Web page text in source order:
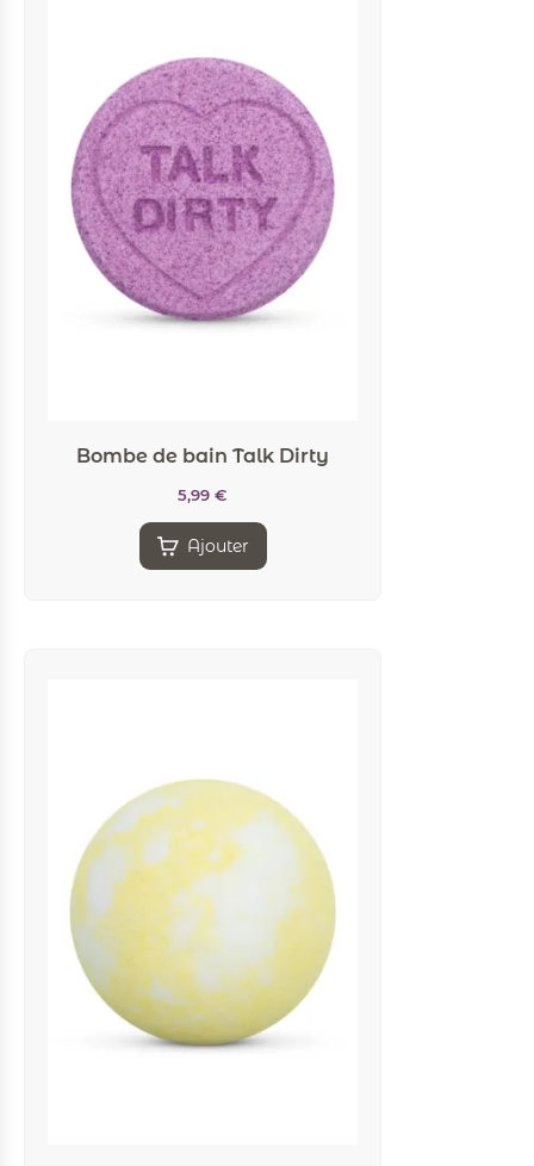
Bombe de bain Talk Dirty
5,99 €
Ajouter